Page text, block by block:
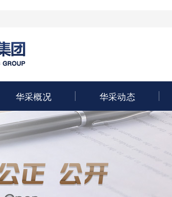
华采概况 华采动态